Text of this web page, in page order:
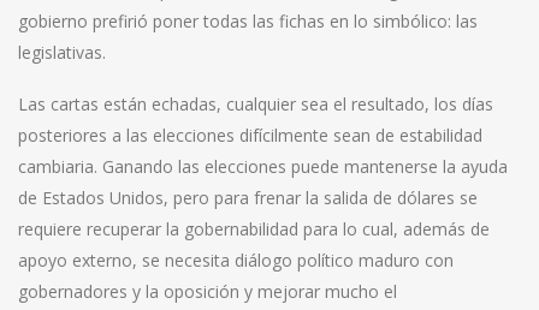
gobierno prefirió poner todas las fichas en lo simbólico: las
legislativas.
Las cartas están echadas, cualquier sea el resultado, los días
posteriores a las elecciones difícilmente sean de estabilidad
cambiaria. Ganando las elecciones puede mantenerse la ayuda
de Estados Unidos, pero para frenar la salida de dólares se
requiere recuperar la gobernabilidad para lo cual, además de
apoyo externo, se necesita diálogo político maduro con
gobernadores y la oposición y mejorar mucho el